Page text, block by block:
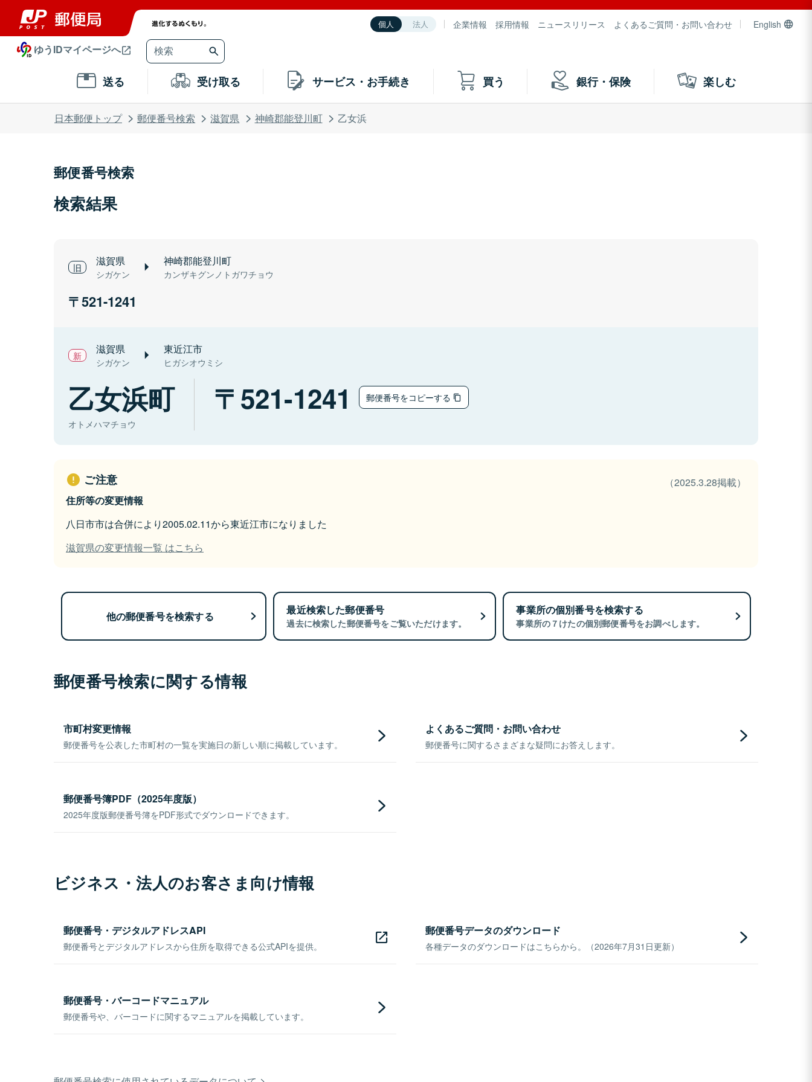
個人 法人 企業情報 採用情報 ニュースリリース よくあるご質問・お問い合わせ English
ゆうIDマイページへ
送る 受け取る サービス・お手続き 買う 銀行・保険 楽しむ
日本郵便トップ 郵便番号検索 滋賀県 神崎郡能登川町 乙女浜
郵便番号検索
検索結果
滋賀県
シガケン
神崎郡能登川町
カンザキグンノトガワチョウ
521-1241
滋賀県
シガケン
東近江市
ヒガシオウミシ
乙女浜町
オトメハマチョウ
521-1241 郵便番号をコピーする
ご注意
（2025.3.28掲載）
住所等の変更情報
八日市市は合併により2005.02.11から東近江市になりました
滋賀県の変更情報一覧 はこちら
他の郵便番号を検索する 最近検索した郵便番号
過去に検索した郵便番号をご覧いただけます。
事業所の個別番号を検索する
事業所の７けたの個別郵便番号をお調べします。
郵便番号検索に関する情報
市町村変更情報
郵便番号を公表した市町村の一覧を実施日の新しい順に掲載しています。
よくあるご質問・お問い合わせ
郵便番号に関するさまざまな疑問にお答えします。
郵便番号簿PDF（2025年度版）
2025年度版郵便番号簿をPDF形式でダウンロードできます。
ビジネス・法人のお客さま向け情報
郵便番号・デジタルアドレスAPI
郵便番号とデジタルアドレスから住所を取得できる公式APIを提供。
郵便番号データのダウンロード
各種データのダウンロードはこちらから。（2026年7月31日更新）
郵便番号・バーコードマニュアル
郵便番号や、バーコードに関するマニュアルを掲載しています。